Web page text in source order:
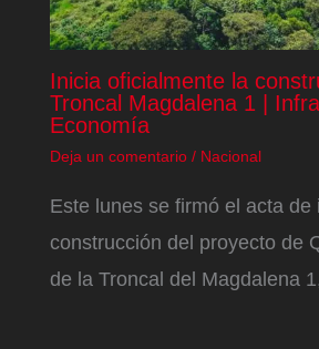
Inicia oficialmente la
Troncal Magdalena 1 |
Economía
Deja un comentario / Nacional
Este lunes se firmó el acta de
construcción del proyecto de
de la Troncal del Magdalena